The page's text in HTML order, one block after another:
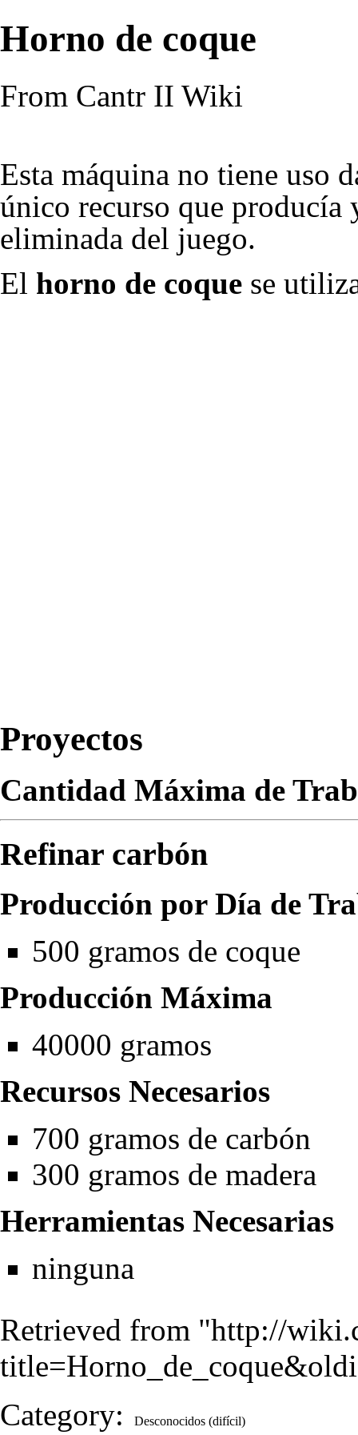
Horno de coque
From Cantr II Wiki
Esta máquina no tiene uso
único recurso que producía
eliminada del juego.
El horno de coque se
Proyectos
Cantidad Máxima de
Refinar carbón
Producción por Día de
500 gramos de coque
Producción Máxima
40000 gramos
Recursos Necesarios
700 gramos de carbón
300 gramos de madera
Herramientas Necesarias
ninguna
Retrieved from "http://
Category: Desconocidos (difícil)